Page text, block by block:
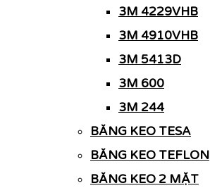
3M 4229VHB
3M 4910VHB
3M 5413D
3M 600
3M 244
BĂNG KEO TESA
BĂNG KEO TEFLON
BĂNG KEO 2 MẶT